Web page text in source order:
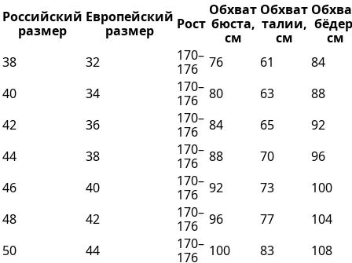
Российский
размер
Европейский
размер
Рост
Обхват
бюста,
см
Обхват
талии,
см
см
38
32
170–
176
76 61
84
40
34
170–
176
80 63
88
42
36
170–
176
84 65
92
44
38
170–
176
88 70
96
46
40
170–
176
92 73
100
48
42
170–
176
96 77
104
50
44
170–
176
100 83
108